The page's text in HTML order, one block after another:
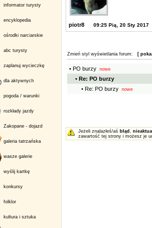
informator turysty
encyklopedia
ośrodki narciarskie
abc turysty
zaplanuj wycieczkę
dla aktywnych
pogoda / warunki
rozkłady jazdy
Zakopane - dojazd
galeria tatrzańska
wasze galerie
wyślij kartkę
konkursy
folklor
kultura i sztuka
piotr8 09:25 Pią, 20 Sty 2017
Zmień styl wyświetlania forum: [
• PO burzynowe
• Re: PO burzy
• Re: PO burzynowe
Jeżeli znalazłeś/aś błąd ,
zawartość tej strony i możesz je